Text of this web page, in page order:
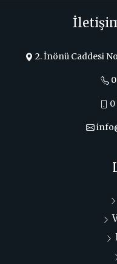
2. İnönü Caddesi
0